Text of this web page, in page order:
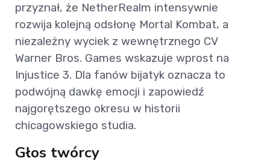
przyznał, że NetherRealm intensywnie
rozwija kolejną odsłonę Mortal Kombat, a
niezależny wyciek z wewnętrznego CV
Warner Bros. Games wskazuje wprost na
Injustice 3. Dla fanów bijatyk oznacza to
podwójną dawkę emocji i zapowiedź
najgorętszego okresu w historii
chicagowskiego studia.
Głos twórcy